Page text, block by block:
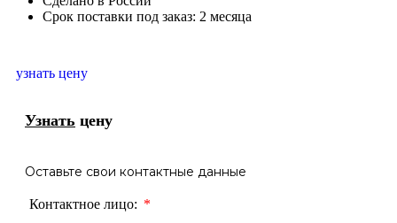
Срок поставки под заказ: 2 месяца
узнать цену
Контактное лицо:
Оставьте свои контактные данные
Узнать цену